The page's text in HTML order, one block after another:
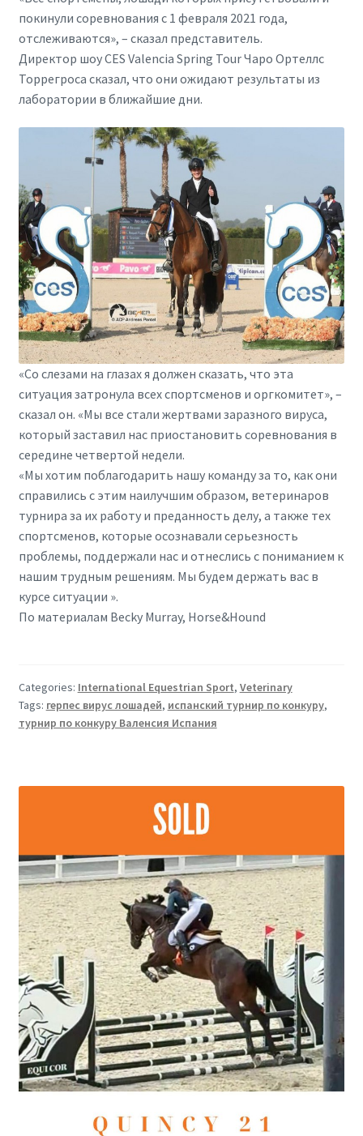
покинули соревнования с 1 февраля 2021 года,
отслеживаются», – сказал представитель.
Директор шоу CES Valencia Spring Tour Чаро Ортеллс
Торрегроса сказал, что они ожидают результаты из
лаборатории в ближайшие дни.
«Со слезами на глазах я должен сказать, что эта
ситуация затронула всех спортсменов и оргкомитет», –
сказал он. «Мы все стали жертвами заразного вируса,
который заставил нас приостановить соревнования в
середине четвертой недели.
«Мы хотим поблагодарить нашу команду за то, как они
справились с этим наилучшим образом, ветеринаров
турнира за их работу и преданность делу, а также тех
спортсменов, которые осознавали серьезность
проблемы, поддержали нас и отнеслись с пониманием к
нашим трудным решениям. Мы будем держать вас в
курсе ситуации ».
По материалам Becky Murray, Horse&Hound
Categories: International Equestrian Sport, Veterinary
Tags: герпес вирус лошадей, испанский турнир по конкуру,
турнир по конкуру Валенсия Испания